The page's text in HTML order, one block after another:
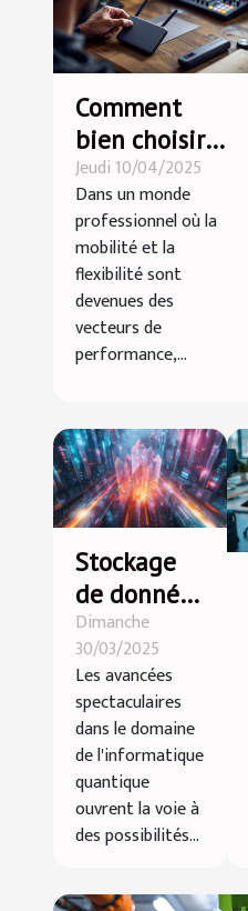
Comment
bien choisir
ses
équipements
audio sans fil
pour
professionnels
Jeudi 10/04/2025
Dans un monde
professionnel où la
mobilité et la
flexibilité sont
devenues des
vecteurs de
performance,...
Stockage
de données
quantiques
vers une
révolution
de la
capacité de
mémoire
Dimanche
30/03/2025
Les avancées
spectaculaires
dans le domaine
de l'informatique
quantique
ouvrent la voie à
des possibilités...